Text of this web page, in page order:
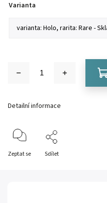
Varianta
Detailní informace
Zeptat se Sdílet